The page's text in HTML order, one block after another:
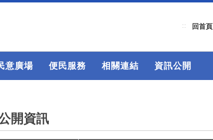
::: 回首頁
意廣場 便民服務 相關連結 資訊公開
開資訊